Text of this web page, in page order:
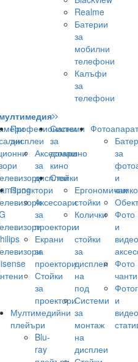
Realme
Батерии
за
мобилни
телефони
Калъфи
за
телефони
Професионални
дисплеи
Аксесоари
за
дисплеи
Проектори
Аксесоари
за
проектори
Екрани
за
проектори
Стойки
за
проектори
Мултимедийни
плейъри
Blu-
ray
Системи
за
домашно
кино
Стойки
Ергономични
стойки
Колички
и
стойки
за
дисплеи
на
под
Системи
за
монтаж
на
дисплеи
за
и
Фото
и
видео
Фото
чанти
и
видео